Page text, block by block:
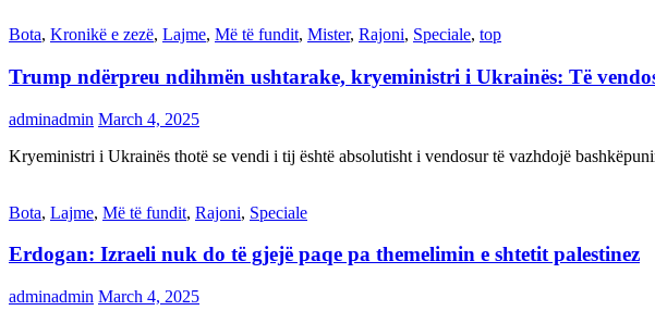
Bota, Kronikë e zezë, Lajme, Më të fundit, Mister, Rajoni, Speciale, top
Trump ndërpreu ndihmën ushtarake, kryeministri i Ukrainës: Të
adminadmin March 4, 2025
Kryeministri i Ukrainës thotë se vendi i tij është absolutisht i vendosur të vazhdojë
Bota, Lajme, Më të fundit, Rajoni, Speciale
Erdogan: Izraeli nuk do të gjejë paqe pa themelimin e shtetit palestinez
adminadmin March 4, 2025